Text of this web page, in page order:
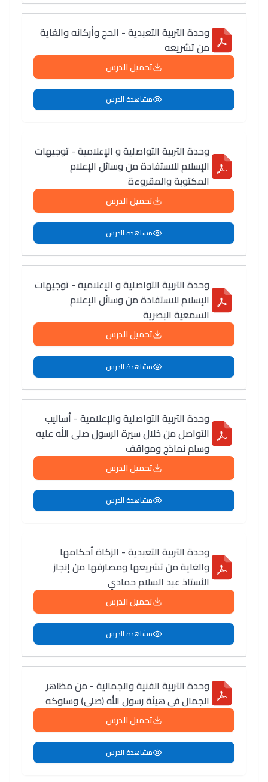
وحدة التربية التعبدية - الحج وأركانه والغاية
من تشريعه
تحميل الدرس
مشاهدة الدرس
وحدة التربية التواصلية و الإعلامية - توجيهات
الإسلام للاستفادة من وسائل الإعلام
المكتوبة والمقروءة
تحميل الدرس
مشاهدة الدرس
وحدة التربية التواصلية و الإعلامية - توجيهات
الإسلام للاستفادة من وسائل الإعلام
السمعية البصرية
تحميل الدرس
مشاهدة الدرس
وحدة التربية التواصلية والإعلامية - أساليب
التواصل من خلال سيرة الرسول صلى الله عليه
وسلم نماذج ومواقف
تحميل الدرس
مشاهدة الدرس
وحدة التربية التعبدية - الزكاة أحكامها
والغاية من تشريعها ومصارفها من إنجاز
الأستاذ عبد السلام حمادي
تحميل الدرس
مشاهدة الدرس
وحدة التربية الفنية والجمالية - من مظاهر
الجمال في هيئة رسول الله (صلى) وسلوكه
تحميل الدرس
مشاهدة الدرس